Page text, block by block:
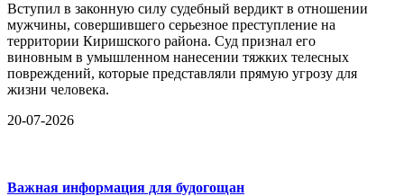
Вступил в законную силу судебный вердикт в отношении
мужчины, совершившего серьезное преступление на
территории Киришского района. Суд признал его
виновным в умышленном нанесении тяжких телесных
повреждений, которые представляли прямую угрозу для
жизни человека.
20-07-2026
Важная информация для будогощан